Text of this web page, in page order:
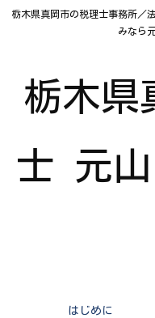
栃木県真岡市の税理士事務所／
みなら
栃木県
士 元
はじめに